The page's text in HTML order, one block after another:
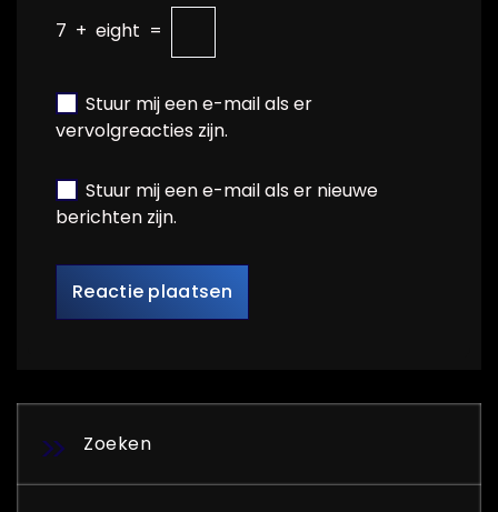
7 + eight =
Stuur mij een e-mail als er
vervolgreacties zijn.
Stuur mij een e-mail als er nieuwe
berichten zijn.
Zoeken